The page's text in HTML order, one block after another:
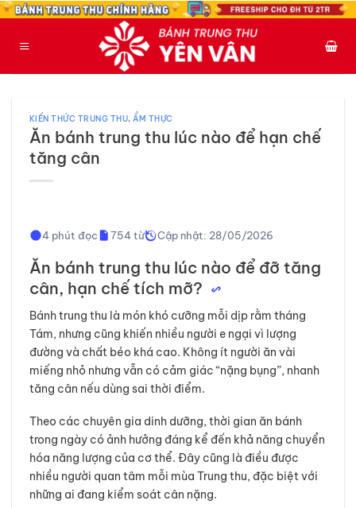
Bỏ
KIẾN THỨC TRUNG THU, ẨM THỰC
Ăn bánh trung thu lúc nào để hạn chế
tăng cân
4 phút đọc 754 từ Cập nhật: 28/05/2026
Ăn bánh trung thu lúc nào để đỡ tăng
cân, hạn chế tích mỡ?
Bánh trung thu là món khó cưỡng mỗi dịp rằm tháng
Tám, nhưng cũng khiến nhiều người e ngại vì lượng
đường và chất béo khá cao. Không ít người ăn vài
miếng nhỏ nhưng vẫn có cảm giác “nặng bụng”, nhanh
tăng cân nếu dùng sai thời điểm.
Theo các chuyên gia dinh dưỡng, thời gian ăn bánh
trong ngày có ảnh hưởng đáng kể đến khả năng chuyển
hóa năng lượng của cơ thể. Đây cũng là điều được
nhiều người quan tâm mỗi mùa Trung thu, đặc biệt với
những ai đang kiểm soát cân nặng.